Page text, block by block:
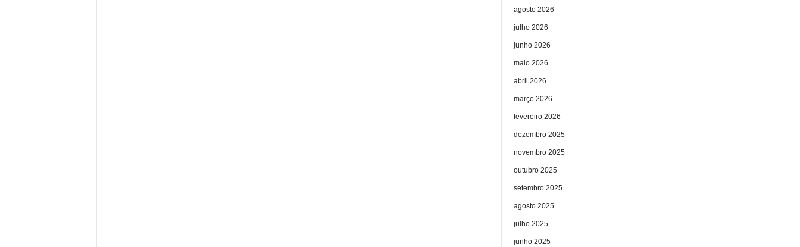
agosto 2026
julho 2026
junho 2026
maio 2026
abril 2026
março 2026
fevereiro 2026
dezembro 2025
novembro 2025
outubro 2025
setembro 2025
agosto 2025
julho 2025
junho 2025